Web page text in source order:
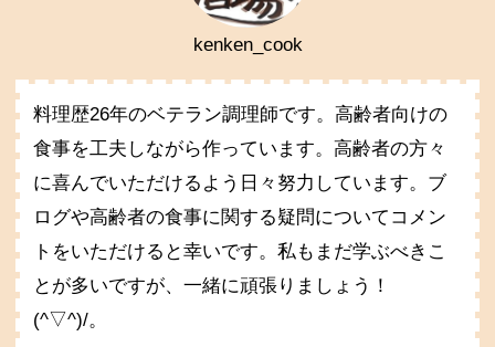
kenken_cook
料理歴26年のベテラン調理師です。高齢者向けの
食事を工夫しながら作っています。高齢者の方々
に喜んでいただけるよう日々努力しています。ブ
ログや高齢者の食事に関する疑問についてコメン
トをいただけると幸いです。私もまだ学ぶべきこ
とが多いですが、一緒に頑張りましょう！
(^▽^)/。